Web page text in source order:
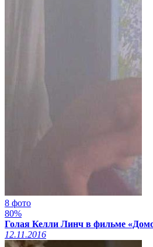
8 фото
80%
Голая Келли Линч в фильме
12.11.2016